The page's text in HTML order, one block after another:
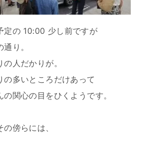
定の 10:00 少し前ですが
通り。
の人だかりが。
の多いところだけあって
の関心の目をひくようです。
の傍らには、